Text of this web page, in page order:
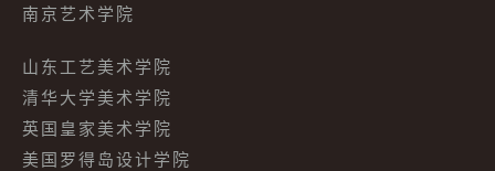
南京艺术学院
山东工艺美术学院
清华大学美术学院
英国皇家美术学院
美国罗得岛设计学院